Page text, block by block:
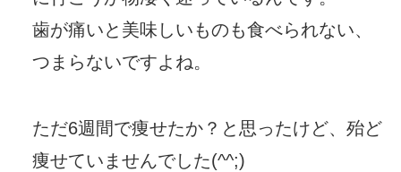
歯が痛いと美味しいものも食べられない、
つまらないですよね。
ただ6週間で痩せたか？と思ったけど、殆ど
痩せていませんでした(^^;)